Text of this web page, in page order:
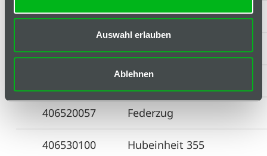
Auswahl erlauben
Ablehnen
406520053 Federzug 0,4 ... 1,0
406520054 Federzug 1-2 kg
Federzug 2,0 ... 4,0 kg
406520057 Federzug
406530100 Hubeinheit 355